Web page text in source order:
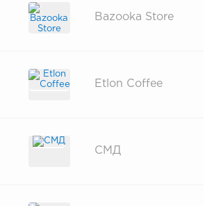
Bazooka Store
Etlon Coffee
СМД